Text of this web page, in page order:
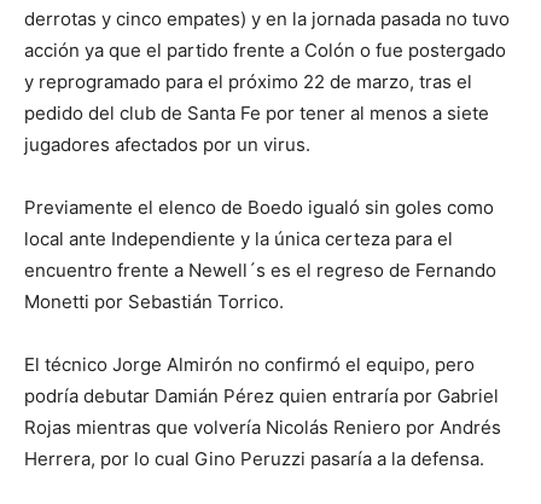
derrotas y cinco empates) y en la jornada pasada no tuvo
acción ya que el partido frente a Colón o fue postergado
y reprogramado para el próximo 22 de marzo, tras el
pedido del club de Santa Fe por tener al menos a siete
jugadores afectados por un virus.
Previamente el elenco de Boedo igualó sin goles como
local ante Independiente y la única certeza para el
encuentro frente a Newell´s es el regreso de Fernando
Monetti por Sebastián Torrico.
El técnico Jorge Almirón no confirmó el equipo, pero
podría debutar Damián Pérez quien entraría por Gabriel
Rojas mientras que volvería Nicolás Reniero por Andrés
Herrera, por lo cual Gino Peruzzi pasaría a la defensa.